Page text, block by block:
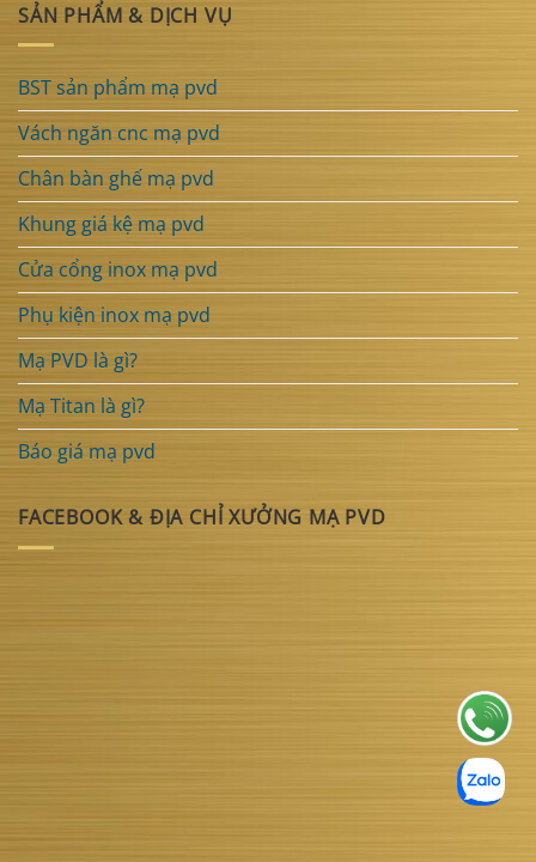
SẢN PHẨM & DỊCH VỤ
BST sản phẩm mạ pvd
Vách ngăn cnc mạ pvd
Chân bàn ghế mạ pvd
Khung giá kệ mạ pvd
Cửa cổng inox mạ pvd
Phụ kiện inox mạ pvd
Mạ PVD là gì?
Mạ Titan là gì?
Báo giá mạ pvd
FACEBOOK & ĐỊA CHỈ XƯỞNG MẠ PVD